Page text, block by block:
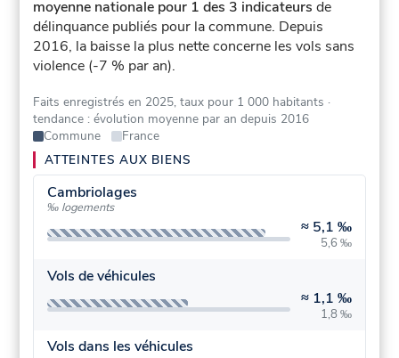
moyenne nationale pour 1 des 3 indicateurs de
délinquance publiés pour la commune. Depuis
2016, la baisse la plus nette concerne les vols sans
violence (-7 % par an).
Faits enregistrés en 2025, taux pour 1 000 habitants ·
tendance : évolution moyenne par an depuis 2016
Commune
France
ATTEINTES AUX BIENS
Cambriolages
‰ logements
≈ 5,1 ‰
5,6 ‰
Vols de véhicules
≈ 1,1 ‰
1,8 ‰
Vols dans les véhicules